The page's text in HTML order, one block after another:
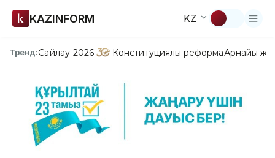
KAZINFORM KZ
Тренд:Сайлау-2026 Конституциялық реформаАрнайы